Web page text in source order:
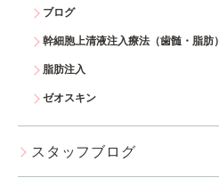
ブログ
幹細胞上清液注入療法（歯髄・脂肪）
脂肪注入
ゼオスキン
スタッフブログ